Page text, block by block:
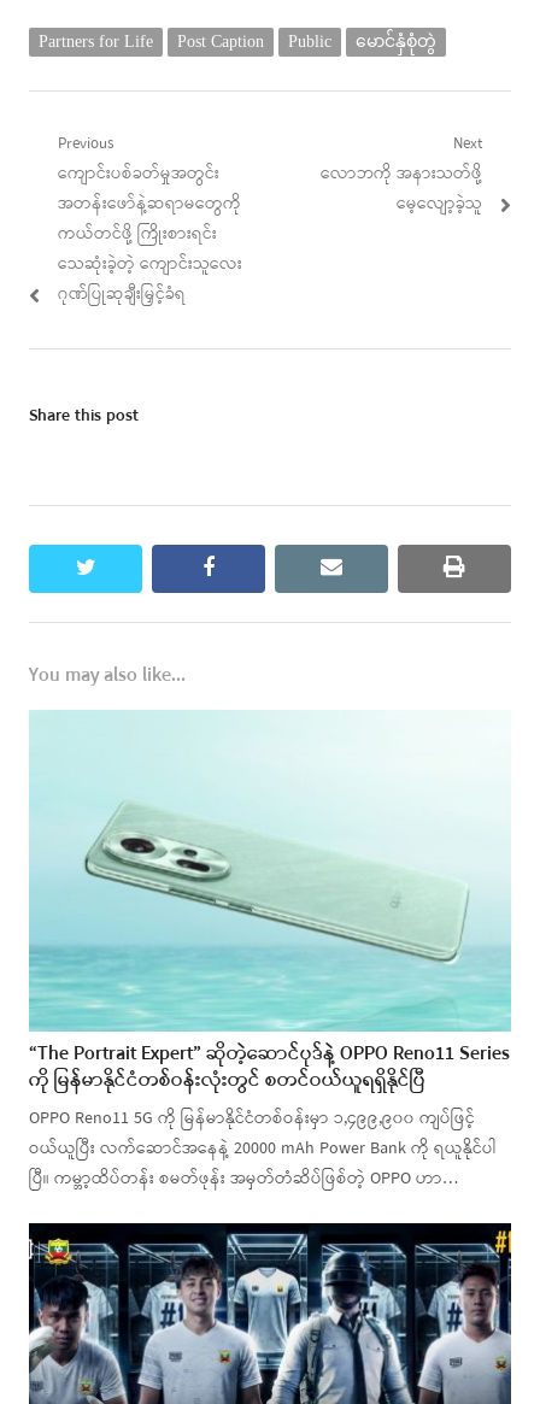
Partners for Life Post Caption Public မောင်နှံစုံတွဲ
Post
navigation
Previous
Previous
post:
ကျောင်းပစ်ခတ်မှုအတွင်း
အတန်းဖော်နဲ့ဆရာမတွေကို
ကယ်တင်ဖို့ ကြိုးစားရင်း
သေဆုံးခဲ့တဲ့ ကျောင်းသူလေး
ဂုဏ်ပြုဆုချီးမြှင့်ခံရ
Next
Next
လောဘကို အနားသတ်ဖို့
မေ့လျော့ခဲ့သူ
Share this post
twitter facebook email print
You may also like...
“The Portrait Expert” ဆိုတဲ့ဆောင်ပုဒ်နဲ့ OPPO Reno11 Series
ကို မြန်မာနိုင်ငံတစ်ဝန်းလုံးတွင် စတင်ဝယ်ယူရရှိနိုင်ပြီ
OPPO Reno11 5G ကို မြန်မာနိုင်ငံတစ်ဝန်းမှာ ၁,၄၉၉,၉၀၀ ကျပ်ဖြင့်
ဝယ်ယူပြီး လက်ဆောင်အနေနဲ့ 20000 mAh Power Bank ကို ရယူနိုင်ပါ
ပြီ။ ကမ္ဘာ့ထိပ်တန်း စမတ်ဖုန်း အမှတ်တံဆိပ်ဖြစ်တဲ့ OPPO ဟာ…